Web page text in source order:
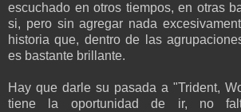
escuchado en otros tiempos, en otras
si, pero sin agregar nada
historia que, dentro de las
es bastante brillante.
Hay que darle su pasada a "Trident,
tiene la oportunidad de ir, no